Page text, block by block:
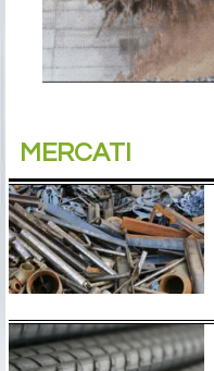
MERCATI